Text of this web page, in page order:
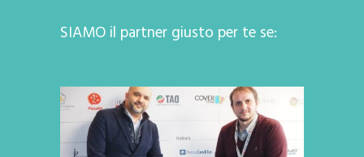
SIAMO il partner giusto per te se: